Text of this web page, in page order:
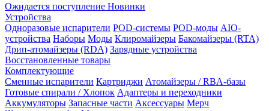
Ожидается поступление Новинки
Устройства
Одноразовые испарители POD-системы POD-моды AIO-
устройства Наборы Моды Клиромайзеры Бакомайзеры (RTA)
Дрип-атомайзеры (RDA) Зарядные устройства
Восстановленные товары
Комплектующие
Сменные испарители Картриджи Атомайзеры / RBA-базы
Готовые спирали / Хлопок Адаптеры и переходники
Аккумуляторы Запасные части Аксессуары Мерч